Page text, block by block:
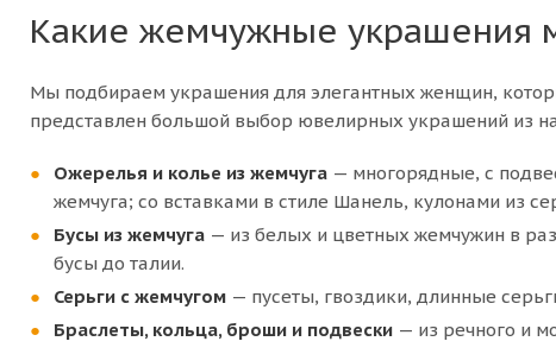
Какие жемчужные украшения
Мы подбираем украшения для элегантных женщин,
представлен большой выбор ювелирных украшений из
Ожерелья и колье из жемчуга — многорядные, с
жемчуга; со вставками в стиле Шанель, кулонами из
Бусы из жемчуга — из белых и цветных жемчужин в
бусы до талии.
Серьги с жемчугом — пусеты, гвоздики, длинные
Браслеты, кольца, броши и подвески — из речного и